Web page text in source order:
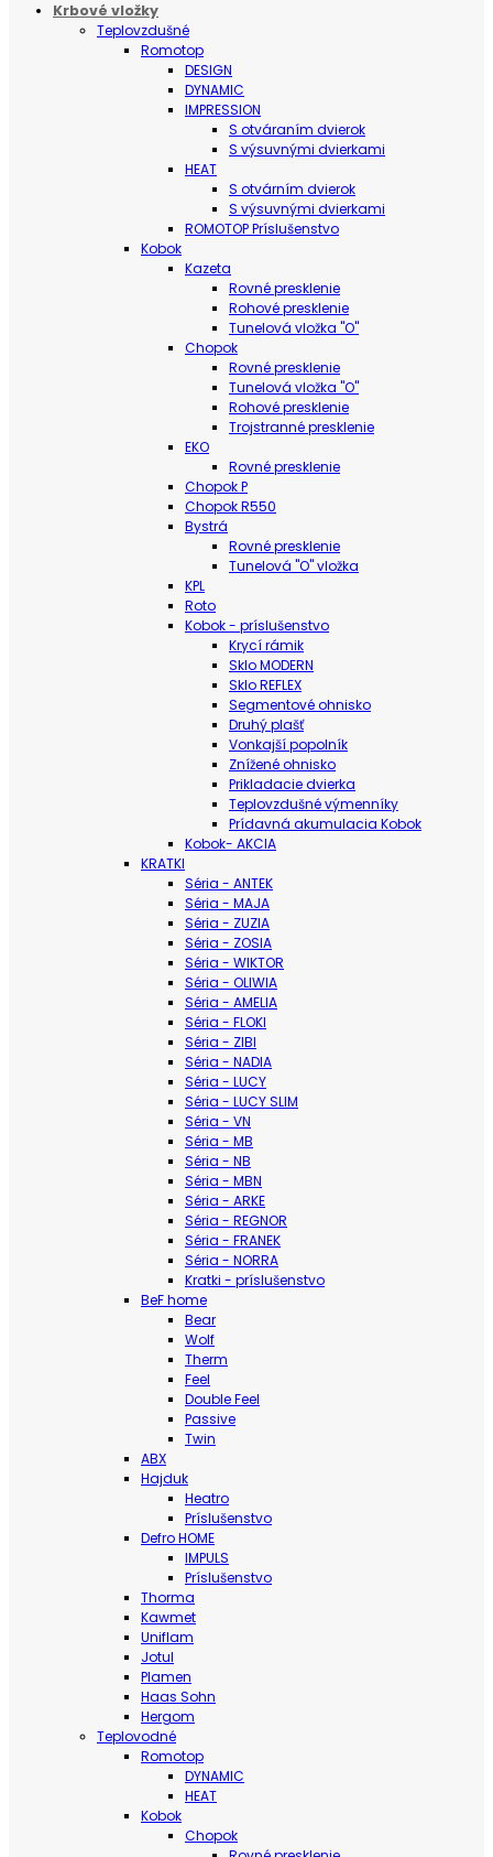
Krbové vložky
Teplovzdušné
Romotop
DESIGN
DYNAMIC
IMPRESSION
S otváraním dvierok
S výsuvnými dvierkami
HEAT
S otvárním dvierok
S výsuvnými dvierkami
ROMOTOP Príslušenstvo
Kobok
Kazeta
Rovné presklenie
Rohové presklenie
Tunelová vložka "O"
Chopok
Rovné presklenie
Tunelová vložka "O"
Rohové presklenie
Trojstranné presklenie
EKO
Rovné presklenie
Chopok P
Chopok R550
Bystrá
Rovné presklenie
Tunelová "O" vložka
KPL
Roto
Kobok - príslušenstvo
Krycí rámik
Sklo MODERN
Sklo REFLEX
Segmentové ohnisko
Druhý plašť
Vonkajší popolník
Znížené ohnisko
Prikladacie dvierka
Teplovzdušné výmenníky
Prídavná akumulacia Kobok
Kobok- AKCIA
KRATKI
Séria - ANTEK
Séria - MAJA
Séria - ZUZIA
Séria - ZOSIA
Séria - WIKTOR
Séria - OLIWIA
Séria - AMELIA
Séria - FLOKI
Séria - ZIBI
Séria - NADIA
Séria - LUCY
Séria - LUCY SLIM
Séria - VN
Séria - MB
Séria - NB
Séria - MBN
Séria - ARKE
Séria - REGNOR
Séria - FRANEK
Séria - NORRA
Kratki - príslušenstvo
BeF home
Bear
Wolf
Therm
Feel
Double Feel
Passive
Twin
ABX
Hajduk
Heatro
Príslušenstvo
Defro HOME
IMPULS
Príslušenstvo
Thorma
Kawmet
Uniflam
Jotul
Plamen
Haas Sohn
Hergom
Teplovodné
Romotop
DYNAMIC
HEAT
Kobok
Chopok